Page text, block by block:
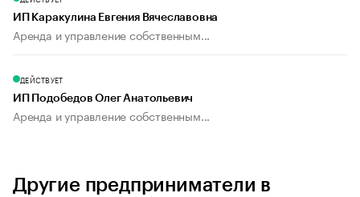
ИП Каракулина Евгения Вячеславовна
Аренда и управление собственным...
ДЕЙСТВУЕТ
ИП Подобедов Олег Анатольевич
Аренда и управление собственным...
Другие предприниматели в